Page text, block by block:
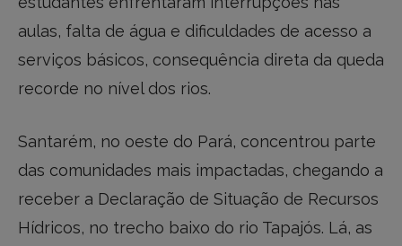
aulas, falta de água e dificuldades de acesso a
serviços básicos, consequência direta da queda
recorde no nível dos rios.
Santarém, no oeste do Pará, concentrou parte
das comunidades mais impactadas, chegando a
receber a Declaração de Situação de Recursos
Hídricos, no trecho baixo do rio Tapajós. Lá, as